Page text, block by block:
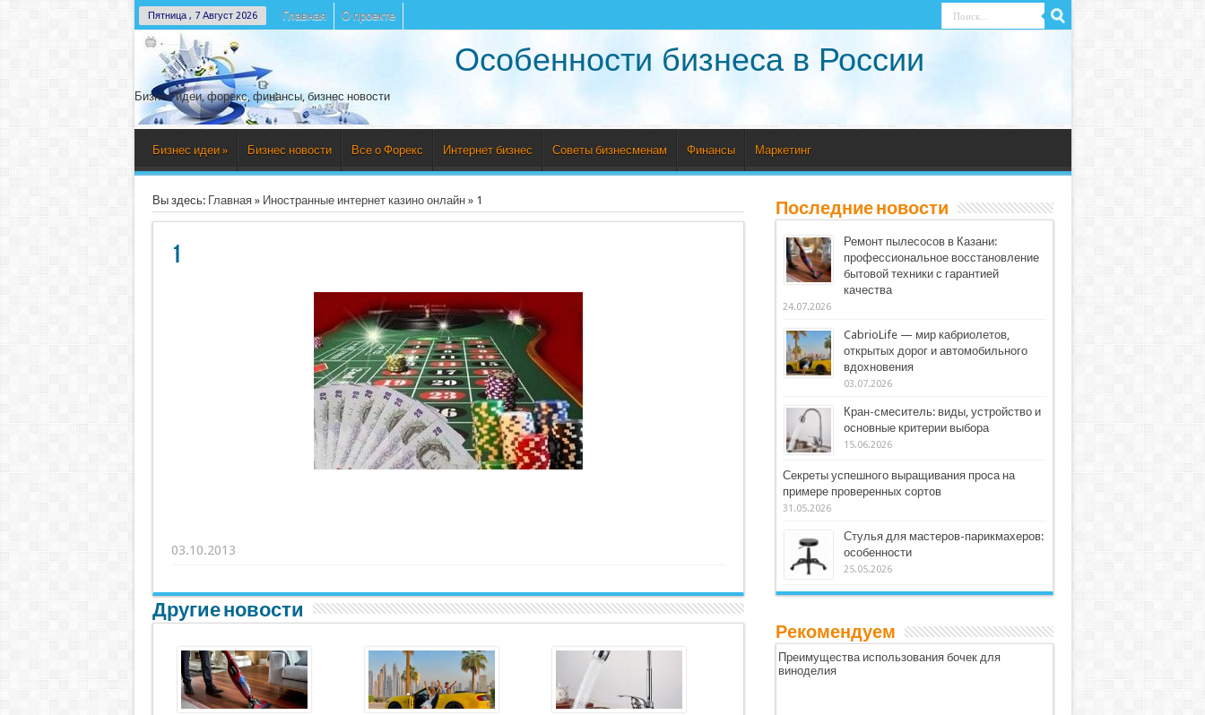
Пятница , 7 Август 2026 Главная О проекте
Особенности бизнеса в России
Бизнес идеи, форекс, финансы, бизнес новости
Бизнес идеи » Бизнес новости Все о Форекс Интернет бизнес Советы бизнесменам Финансы Маркетинг
Вы здесь: Главная» Иностранные интернет казино онлайн» 1
1
03.10.2013
Другие новости
Последние новости
Ремонт пылесосов в Казани:
профессиональное восстановление
бытовой техники с гарантией
качества
24.07.2026
CabrioLife — мир кабриолетов,
открытых дорог и автомобильного
вдохновения
03.07.2026
Кран-смеситель: виды, устройство и
основные критерии выбора
15.06.2026
Секреты успешного выращивания проса на
примере проверенных сортов
31.05.2026
Стулья для мастеров-парикмахеров:
особенности
25.05.2026
Рекомендуем
Преимущества использования бочек для
виноделия